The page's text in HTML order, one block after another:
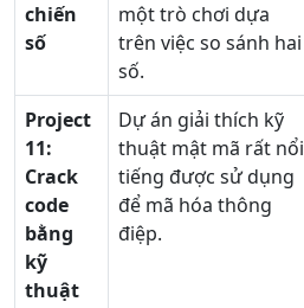
chiến
số
một trò chơi dựa
trên việc so sánh hai
số.
Project
11:
Crack
code
bằng
kỹ
thuật
Dự án giải thích kỹ
thuật mật mã rất nổi
tiếng được sử dụng
để mã hóa thông
điệp.